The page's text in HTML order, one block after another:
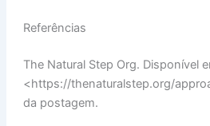
Referências
The Natural Step Org. Disponível
<https://thenaturalstep.org/
da postagem.